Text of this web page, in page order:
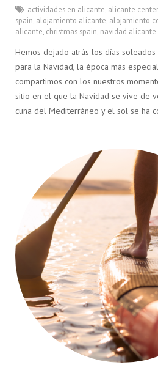
actividades en alicante alicante center
spain alojamiento alicante alojamiento
alicante christmas spain navidad alicante
Hemos dejado atrás los días
para la Navidad, la época más
compartimos con los nuestros
sitio en el que la Navidad se vive de
cuna del Mediterráneo y el sol se ha